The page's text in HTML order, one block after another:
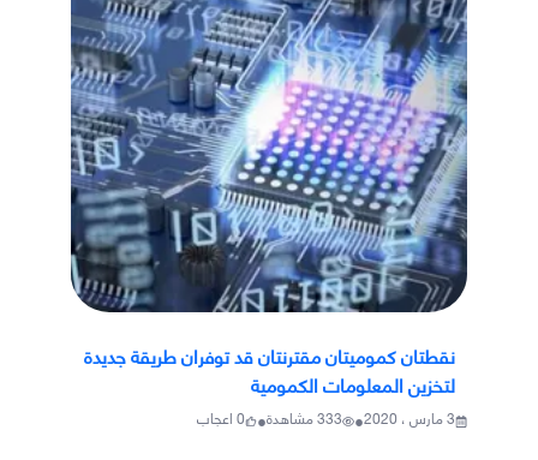
نقطتان كموميتان مقترنتان قد توفران طريقة جديدة
لتخزين المعلومات الكمومية
3 مارس ، 2020 •
333مشاهدة•
0اعجاب